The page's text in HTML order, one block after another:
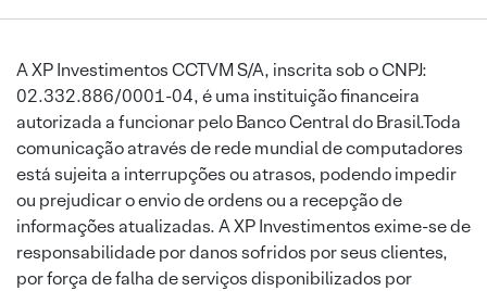
A XP Investimentos CCTVM S/A, inscrita sob o CNPJ:
02.332.886/0001-04, é uma instituição financeira
autorizada a funcionar pelo Banco Central do Brasil.Toda
comunicação através de rede mundial de computadores
está sujeita a interrupções ou atrasos, podendo impedir
ou prejudicar o envio de ordens ou a recepção de
informações atualizadas. A XP Investimentos exime-se de
responsabilidade por danos sofridos por seus clientes,
por força de falha de serviços disponibilizados por